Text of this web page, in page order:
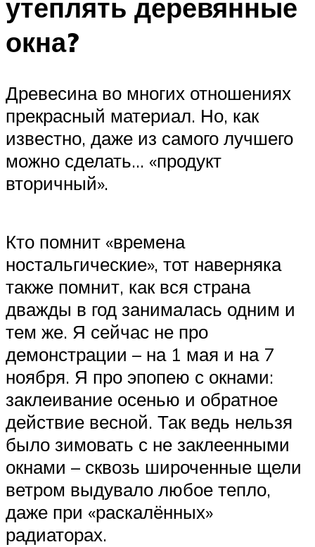
утеплять деревянные
окна?
Древесина во многих отношениях
прекрасный материал. Но, как
известно, даже из самого лучшего
можно сделать… «продукт
вторичный».
Кто помнит «времена
ностальгические», тот наверняка
также помнит, как вся страна
дважды в год занималась одним и
тем же. Я сейчас не про
демонстрации – на 1 мая и на 7
ноября. Я про эпопею с окнами:
заклеивание осенью и обратное
действие весной. Так ведь нельзя
было зимовать с не заклеенными
окнами – сквозь широченные щели
ветром выдувало любое тепло,
даже при «раскалённых»
радиаторах.